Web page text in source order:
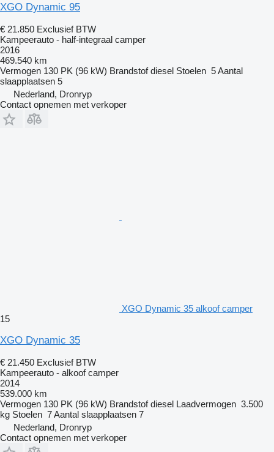
XGO Dynamic 95
€ 21.850 Exclusief BTW
Kampeerauto - half-integraal camper
2016
469.540 km
Vermogen 130 PK (96 kW) Brandstof diesel Stoelen 5Aantal
slaapplaatsen 5
Nederland, Dronryp
Contact opnemen met verkoper
XGO Dynamic 35 alkoof camper
15
XGO Dynamic 35
€ 21.450 Exclusief BTW
Kampeerauto - alkoof camper
2014
539.000 km
Vermogen 130 PK (96 kW) Brandstof diesel Laadvermogen 3.500
kg Stoelen 7Aantal slaapplaatsen 7
Nederland, Dronryp
Contact opnemen met verkoper